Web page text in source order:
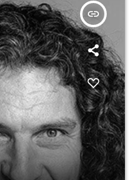
insert_link